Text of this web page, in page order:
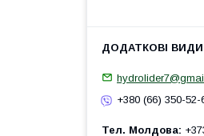
+380 (66) 350-52-
Тел. Молдова